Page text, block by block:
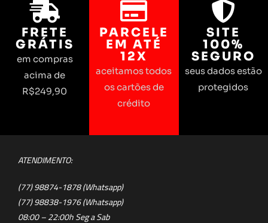
FRETE
GRÁTIS
em compras
acima de
R$249,90
PARCELE
EM ATÉ
12X
aceitamos todos
os cartões de
crédito
SITE
100%
SEGURO
seus dados estão
protegidos
ATENDIMENTO:
(77) 98874-1878 (Whatsapp)
(77) 98838-1976 (Whatsapp)
08:00 – 22:00h Seg a Sab